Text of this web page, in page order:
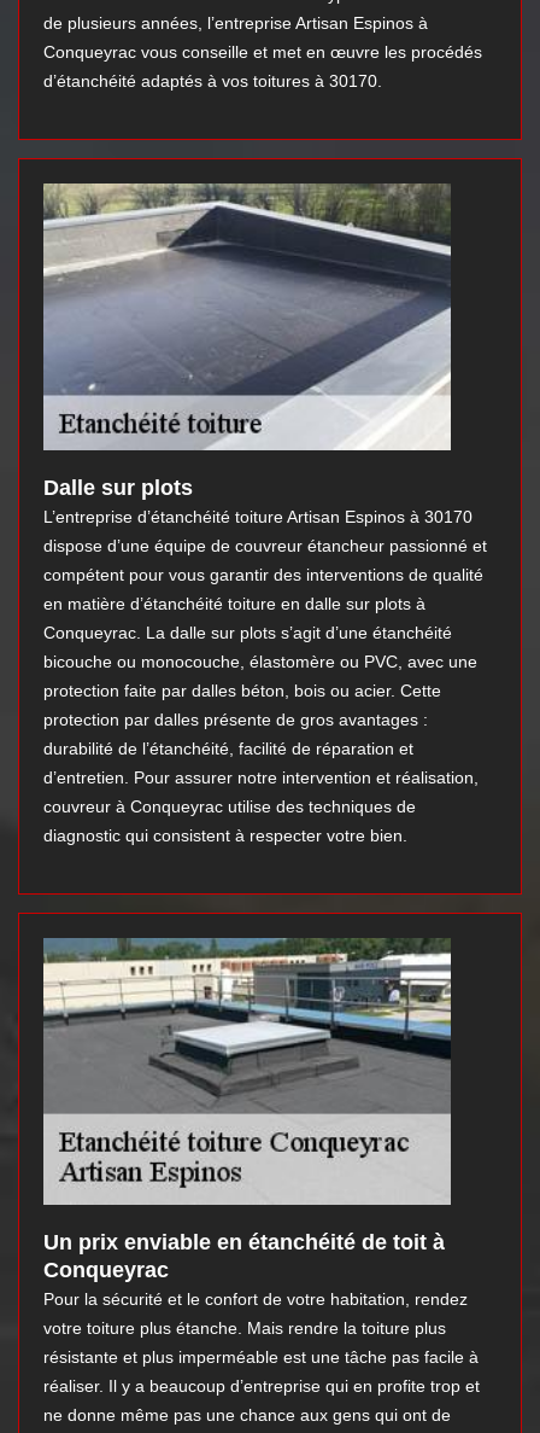
de plusieurs années, l’entreprise Artisan Espinos à
Conqueyrac vous conseille et met en œuvre les procédés
d’étanchéité adaptés à vos toitures à 30170.
Dalle sur plots
L’entreprise d’étanchéité toiture Artisan Espinos à 30170
dispose d’une équipe de couvreur étancheur passionné et
compétent pour vous garantir des interventions de qualité
en matière d’étanchéité toiture en dalle sur plots à
Conqueyrac. La dalle sur plots s’agit d’une étanchéité
bicouche ou monocouche, élastomère ou PVC, avec une
protection faite par dalles béton, bois ou acier. Cette
protection par dalles présente de gros avantages :
durabilité de l’étanchéité, facilité de réparation et
d’entretien. Pour assurer notre intervention et réalisation,
couvreur à Conqueyrac utilise des techniques de
diagnostic qui consistent à respecter votre bien.
Un prix enviable en étanchéité de toit à
Conqueyrac
Pour la sécurité et le confort de votre habitation, rendez
votre toiture plus étanche. Mais rendre la toiture plus
résistante et plus imperméable est une tâche pas facile à
réaliser. Il y a beaucoup d’entreprise qui en profite trop et
ne donne même pas une chance aux gens qui ont de